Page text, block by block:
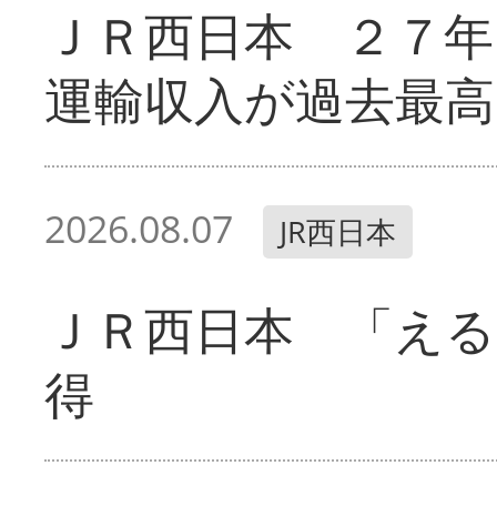
ＪＲ西日本 ２７
運輸収入が過去最高
2026.08.07 JR西日本
ＪＲ西日本 「え
得